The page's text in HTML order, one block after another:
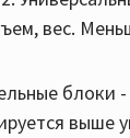
вес.
блоки -
выше